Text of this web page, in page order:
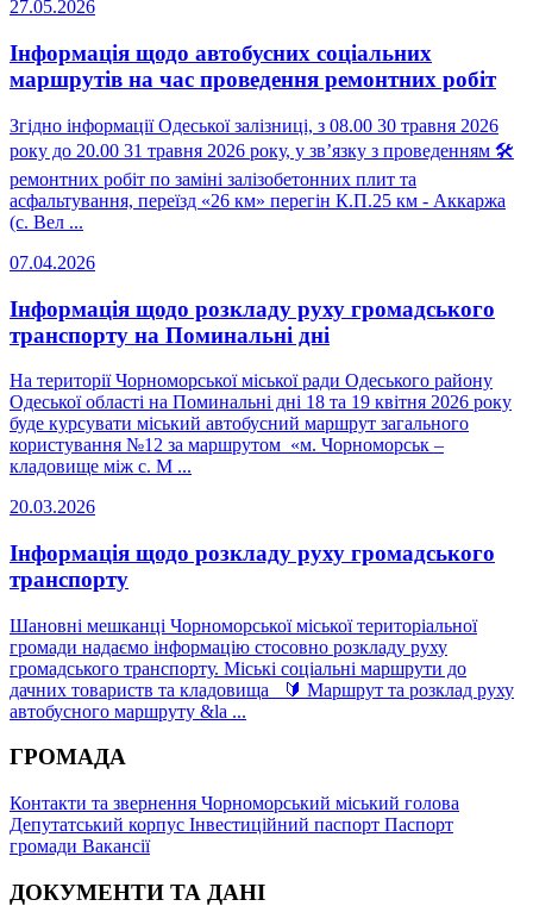
27.05.2026
Інформація щодо автобусних соціальних
маршрутів на час проведення ремонтних робіт
Згідно інформації Одеської залізниці, з 08.00 30 травня 2026
року до 20.00 31 травня 2026 року, у зв’язку з проведенням 🛠
ремонтних робіт по заміні залізобетонних плит та
асфальтування, переїзд «26 км» перегін К.П.25 км - Аккаржа
(с. Вел ...
07.04.2026
Інформація щодо розкладу руху громадського
транспорту на Поминальні дні
На території Чорноморської міської ради Одеського району
Одеської області на Поминальні дні 18 та 19 квітня 2026 року
буде курсувати міський автобусний маршрут загального
користування №12 за маршрутом «м. Чорноморськ –
кладовище між с. М ...
20.03.2026
Інформація щодо розкладу руху громадського
транспорту
Шановні мешканці Чорноморської міської територіальної
громади надаємо інформацію стосовно розкладу руху
громадського транспорту. Міські соціальні маршрути до
дачних товариств та кладовища 🔰 Маршрут та розклад руху
автобусного маршруту &la ...
ГРОМАДА
Контакти та звернення Чорноморський міський голова
Депутатський корпус Інвестиційний паспорт Паспорт
громади Вакансії
ДОКУМЕНТИ ТА ДАНІ